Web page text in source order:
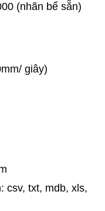
(nhãn bế sẵn)
giây)
csv, txt, mdb, xls,